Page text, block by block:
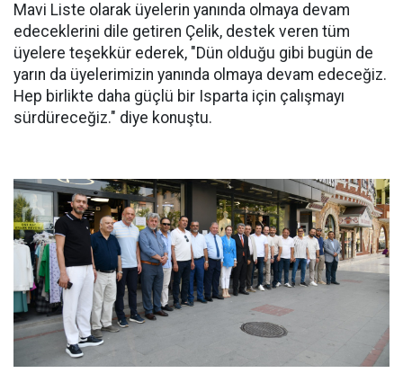
Mavi Liste olarak üyelerin yanında olmaya devam
edeceklerini dile getiren Çelik, destek veren tüm
üyelere teşekkür ederek, "Dün olduğu gibi bugün de
yarın da üyelerimizin yanında olmaya devam edeceğiz.
Hep birlikte daha güçlü bir Isparta için çalışmayı
sürdüreceğiz." diye konuştu.